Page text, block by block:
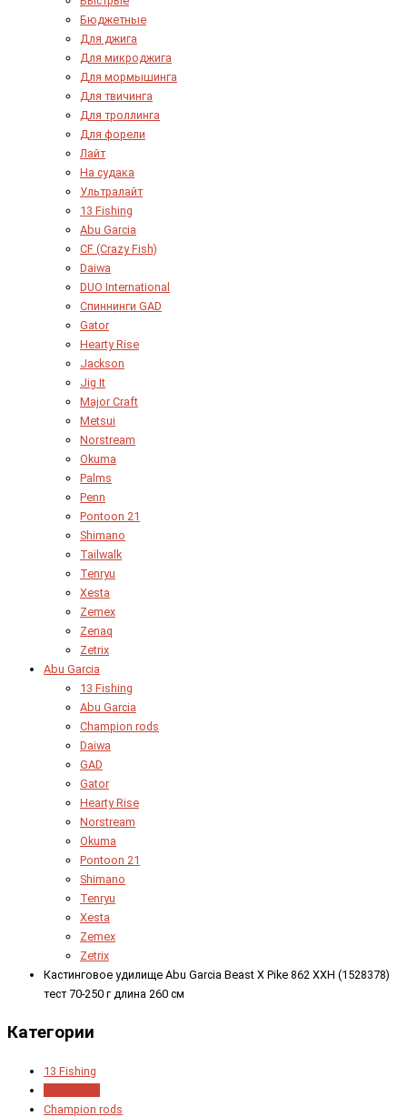
Бюджетные
Для джига
Для микроджига
Для мормышинга
Для твичинга
Для троллинга
Для форели
Лайт
На судака
Ультралайт
13 Fishing
Abu Garcia
CF (Crazy Fish)
Daiwa
DUO International
Спиннинги GAD
Gator
Hearty Rise
Jackson
Jig It
Major Craft
Metsui
Norstream
Okuma
Palms
Penn
Pontoon 21
Shimano
Tailwalk
Tenryu
Xesta
Zemex
Zenaq
Zetrix
Abu Garcia
13 Fishing
Abu Garcia
Champion rods
Daiwa
GAD
Gator
Hearty Rise
Norstream
Okuma
Pontoon 21
Shimano
Tenryu
Xesta
Zemex
Zetrix
Кастинговое удилище Abu Garcia Beast X Pike 862 XXH (1528378)
тест 70-250 г длина 260 см
Категории
13 Fishing
Champion rods